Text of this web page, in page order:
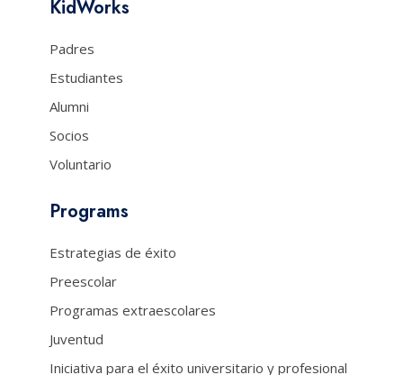
KidWorks
Padres
Estudiantes
Alumni
Socios
Voluntario
Programs
Estrategias de éxito
Preescolar
Programas extraescolares
Juventud
Iniciativa para el éxito universitario y profesional